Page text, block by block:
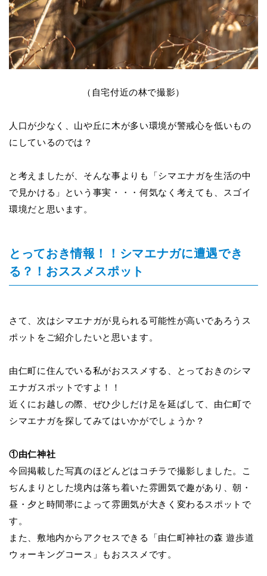
（自宅付近の林で撮影）
人口が少なく、山や丘に木が多い環境が警戒心を低いもの
にしているのでは？
と考えましたが、そんな事よりも「シマエナガを生活の中
で見かける」という事実・・・何気なく考えても、スゴイ
環境だと思います。
とっておき情報！！シマエナガに遭遇でき
る？！おススメスポット
さて、次はシマエナガが見られる可能性が高いであろうス
ポットをご紹介したいと思います。
由仁町に住んでいる私がおススメする、とっておきのシマ
エナガスポットですよ！！
近くにお越しの際、ぜひ少しだけ足を延ばして、由仁町で
シマエナガを探してみてはいかがでしょうか？
①由仁神社
今回掲載 した写真のほどんどはコチラで撮影しました。こ
ぢんまりとした境内は落ち着いた雰囲気で趣があり、朝・
昼・夕と時間帯によって雰囲気が大きく変わるスポットで
す。
また、敷地内からアクセスできる「由仁町神社の森 遊歩道
ウォーキングコース」もおススメです。